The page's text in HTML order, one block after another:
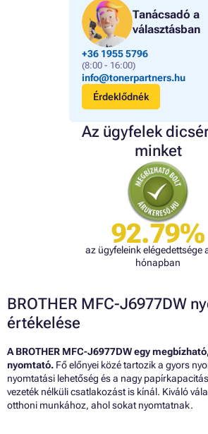
Tanácsadó a
választásban
+36 1955 5796
(8:00 - 16:00)
info@tonerpartners.hu
Érdeklődnék
Az ügyfelek
minket
92.79%
az ügyfeleink elégedettsége
hónapban
BROTHER MFC-J6977DW
értékelése
A BROTHER MFC-J6977DW egy
nyomtató. Fő előnyei közé tartozik a gyors
nyomtatási lehetőség és a nagy
vezeték nélküli csatlakozást is kínál. Kiváló
otthoni munkához, ahol sokat nyomtatnak.